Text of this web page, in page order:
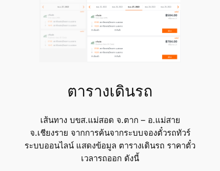
ตารางเดินรถ
เส้นทาง บขส.แม่สอด จ.ตาก – อ.แม่สาย
จ.เชียงราย จากการค้นจากระบบจองตั๋วรถทัวร์
ระบบออนไลน์ แสดงข้อมูล ตารางเดินรถ ราคาตั๋ว
เวลารถออก ดังนี้